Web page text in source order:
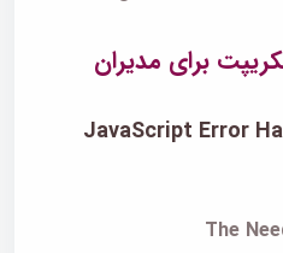
برای مدیران
JavaScript Error
The